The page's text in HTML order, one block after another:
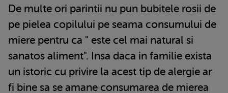
De multe ori parintii nu pun bubitele rosii de
pe pielea copilului pe seama consumului de
miere pentru ca " este cel mai natural si
sanatos aliment". Insa daca in familie exista
un istoric cu privire la acest tip de alergie ar
fi bine sa se amane consumarea de mierea